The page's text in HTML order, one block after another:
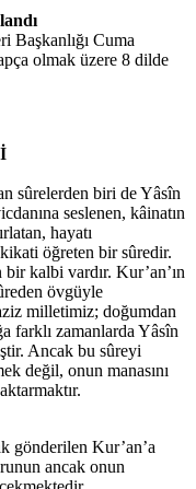
Başkanlığı Cuma
olmak üzere 8 dilde
sûrelerden biri de Yâsîn
seslenen, kâinatın
hayatı
öğreten bir sûredir.
kalbi vardır. Kur’an’ın
övgüyle
milletimiz; doğumdan
farklı zamanlarda Yâsîn
Ancak bu sûreyi
değil, onun manasını
gönderilen Kur’an’a
ancak onun